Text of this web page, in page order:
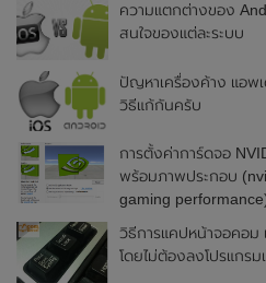
ความแตกต่างของ
สนใจของแต่ละระบบ
ปัญหาเครื่องค้าง แอพ
วิธีแก้กันครับ
การตั้งค่าการ์ดจอ
พร้อมภาพประกอบ
gaming
วิธีการแคปหน้าจอคอ
โดยไม่ต้องลงโปรแกรม